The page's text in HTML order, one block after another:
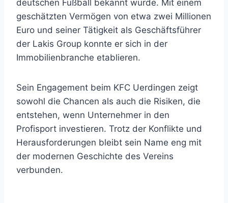
deutschen Fußball bekannt wurde. Mit einem
geschätzten Vermögen von etwa zwei Millionen
Euro und seiner Tätigkeit als Geschäftsführer
der Lakis Group konnte er sich in der
Immobilienbranche etablieren.
Sein Engagement beim KFC Uerdingen zeigt
sowohl die Chancen als auch die Risiken, die
entstehen, wenn Unternehmer in den
Profisport investieren. Trotz der Konflikte und
Herausforderungen bleibt sein Name eng mit
der modernen Geschichte des Vereins
verbunden.